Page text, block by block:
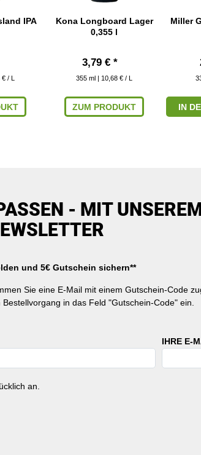
IPA
/ L
Kona Longboard Lager
0,355 l
3,79 € *
355 ml | 10,68 € / L
ZUM PRODUKT
Miller
IN
- MIT
und 5€ Gutschein sichern**
Sie eine E-Mail mit einem Gutschein-Code
in das Feld "Gutschein-Code" ein.
IHRE E-
an.